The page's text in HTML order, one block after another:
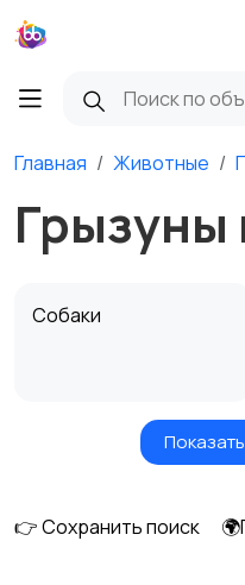
Главная Животные
Грызуны
Собаки
👉 Сохранить поиск